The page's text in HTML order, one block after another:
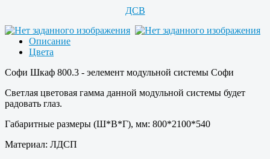
ДСВ
Описание
Цвета
Софи Шкаф 800.3 - эелемент модульной системы Софи
Светлая цветовая гамма данной модульной системы будет
радовать глаз.
Габаритные размеры (Ш*В*Г), мм: 800*2100*540
Материал: ЛДСП